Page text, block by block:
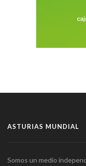
ASTURIAS MUNDIAL
Somos un medio